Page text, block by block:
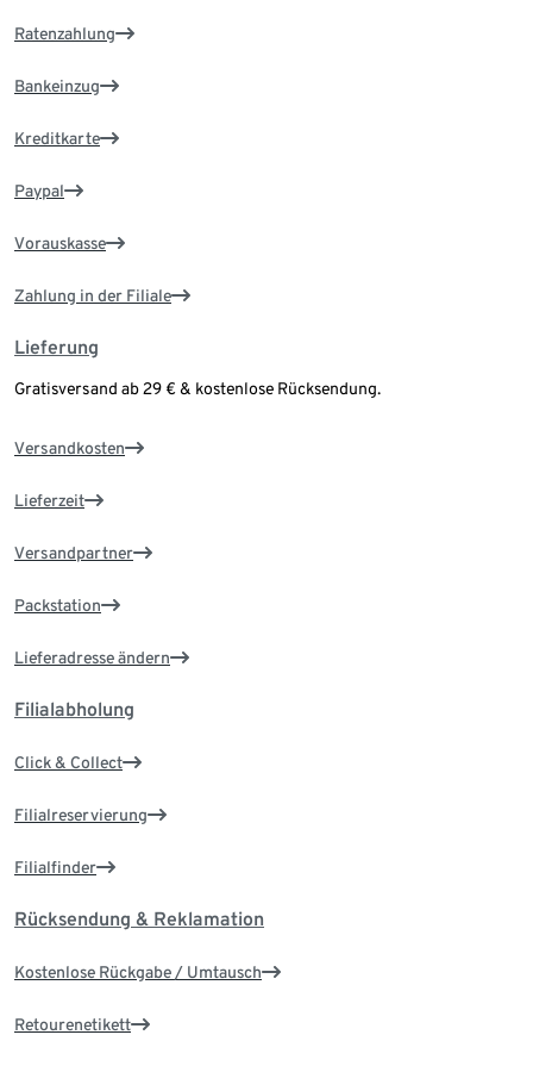
Ratenzahlung
Bankeinzug
Kreditkarte
Paypal
Vorauskasse
Zahlung in der Filiale
Lieferung
Gratisversand ab 29 € & kostenlose Rücksendung.
Versandkosten
Lieferzeit
Versandpartner
Packstation
Lieferadresse ändern
Filialabholung
Click & Collect
Filialreservierung
Filialfinder
Rücksendung & Reklamation
Kostenlose Rückgabe / Umtausch
Retourenetikett